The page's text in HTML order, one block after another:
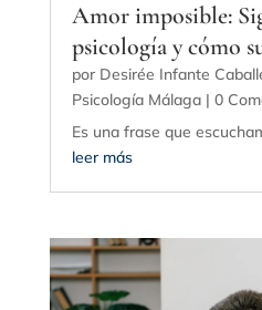
Amor imposible:
psicología y cómo
por Desirée Infante
Psicología Málaga| 0
Es una frase que
leer más